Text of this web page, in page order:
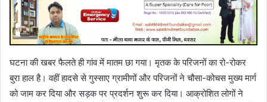
घटना की खबर फैलते ही गांव में मातम छा गया। मृतक के परिजनों का रो-रोकर
बुरा हाल है। वहीं हादसे से गुस्साए ग्रामीणों और परिजनों ने चौसा-कोचस मुख्य मार्ग
को जाम कर दिया और सड़क पर प्रदर्शन शुरू कर दिया। आक्रोशित लोगों ने